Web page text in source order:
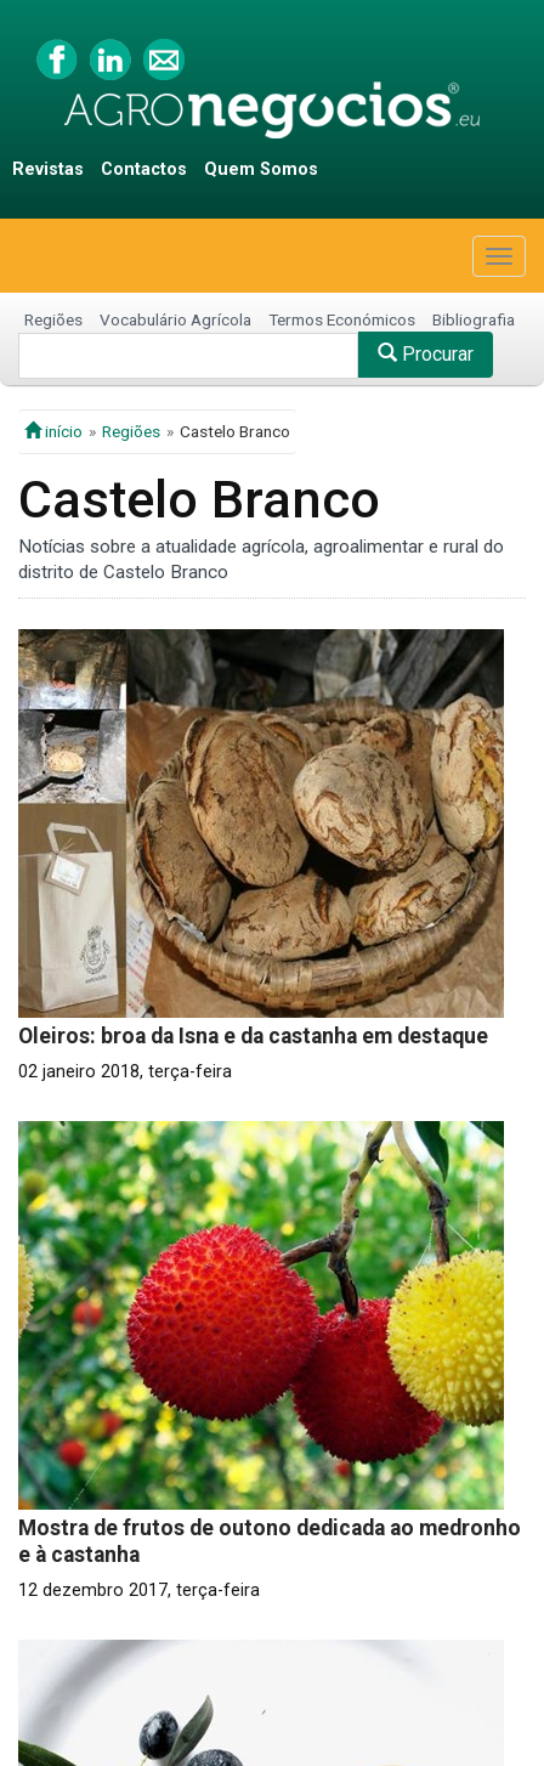
Revistas Contactos Quem Somos
Regiões Vocabulário Agrícola Termos Económicos Bibliografia
Procurar
início Regiões Castelo Branco
Castelo Branco
Notícias sobre a atualidade agrícola, agroalimentar e rural do
distrito de Castelo Branco
Oleiros: broa da Isna e da castanha em destaque
02 janeiro 2018, terça-feira
Mostra de frutos de outono dedicada ao medronho
e à castanha
12 dezembro 2017, terça-feira